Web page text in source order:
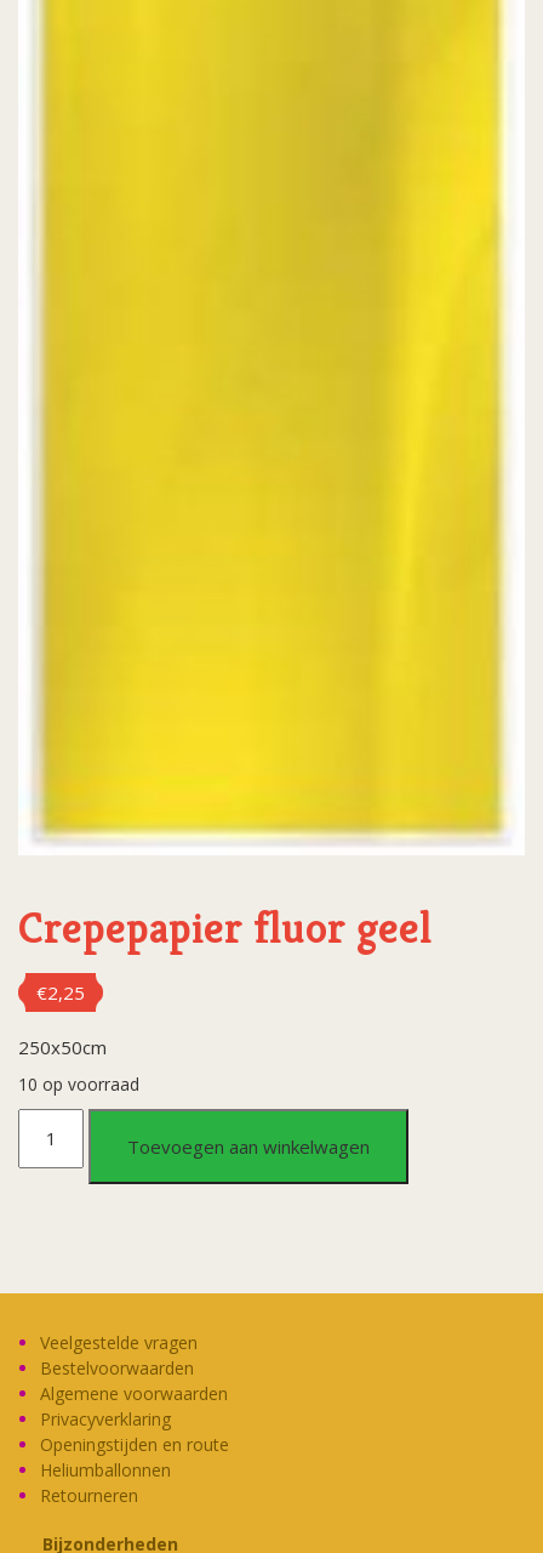
Crepepapier fluor geel
€2,25
250x50cm
10 op voorraad
Crepepapier
aantal
Toevoegen aan winkelwagen
Veelgestelde vragen
Bestelvoorwaarden
Algemene voorwaarden
Privacyverklaring
Openingstijden en route
Heliumballonnen
Retourneren
Bijzonderheden